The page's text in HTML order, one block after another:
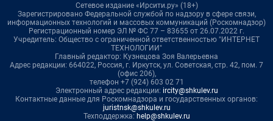
Сетевое издание «Ирсити.ру» (18+)
Зарегистрировано Федеральной службой по надзору в сфере связи,
информационных технологий и массовых коммуникаций (Роскомнадзор)
Регистрационный номер ЭЛ № ФС 77 – 83655 от 26.07.2022 г.
Учредитель: Общество с ограниченной ответственностью "ИНТЕРНЕТ
ТЕХНОЛОГИИ"
Главный редактор: Кузнецова Зоя Валерьевна
Адрес редакции: 664022, Россия, г. Иркутск, ул. Советская, стр. 42, пом. 7
(офис 206),
телефон +7 (924) 603 02 71
Электронный адрес редакции: ircity@shkulev.ru
Контактные данные для Роскомнадзора и государственных органов:
juristnsk@shkulev.ru
Техподдержка: help@shkulev.ru